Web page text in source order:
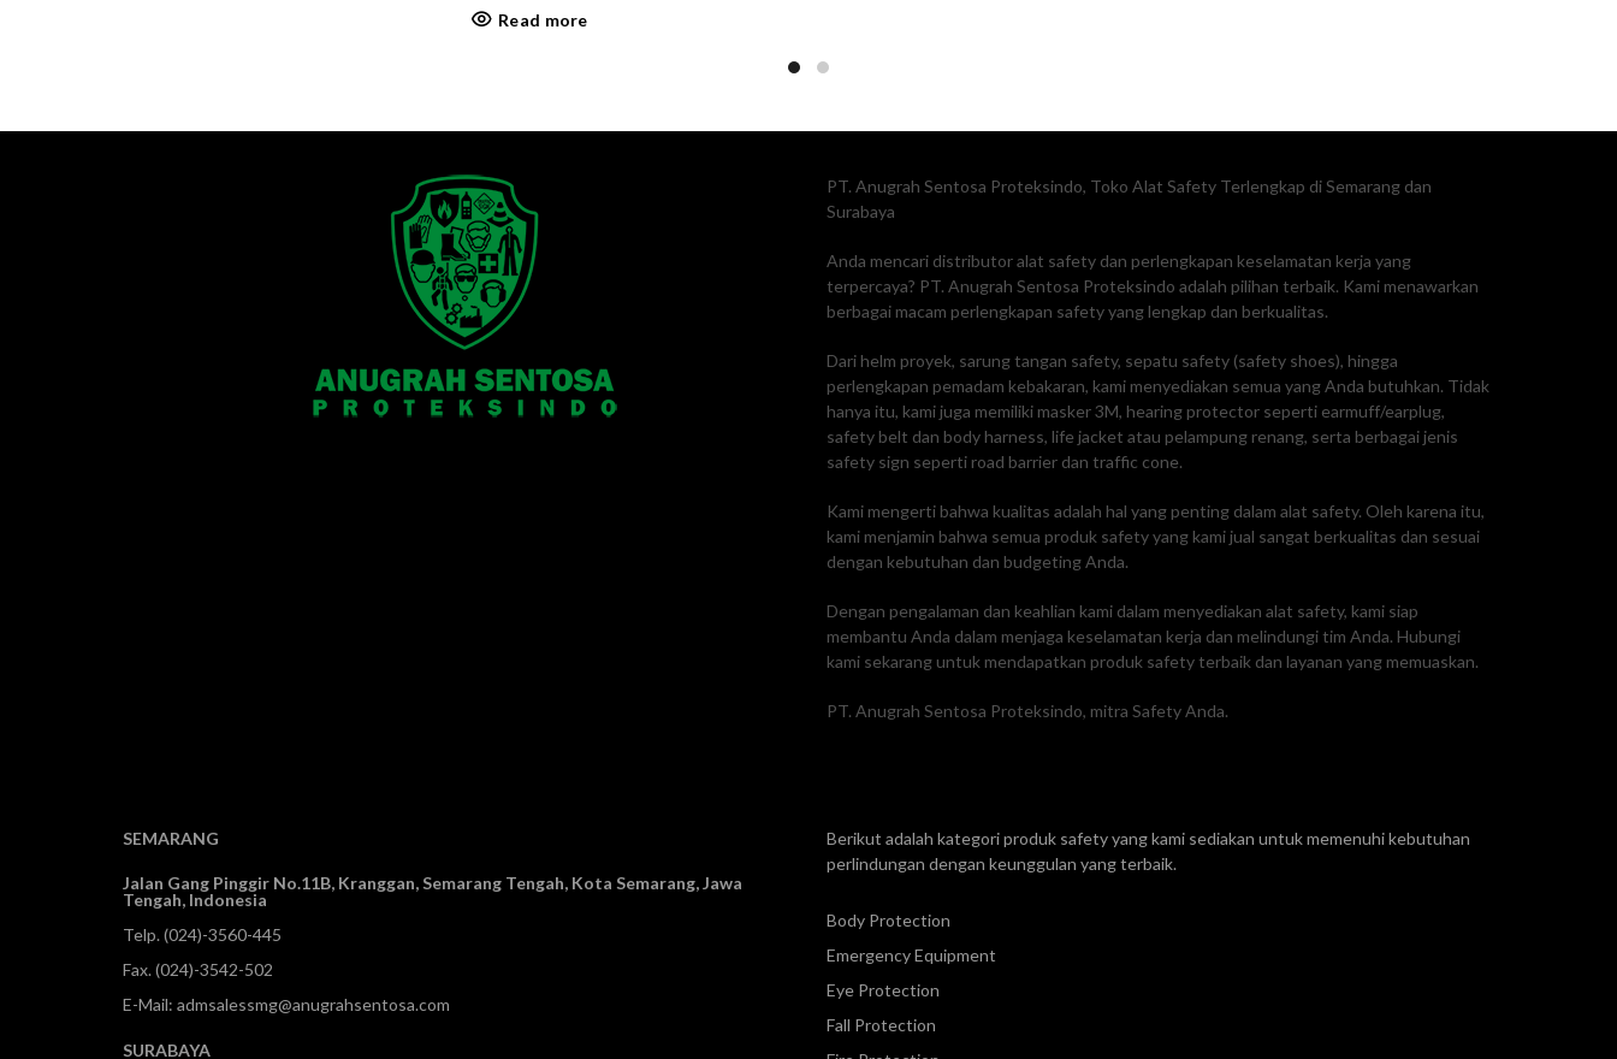
Read more
PT. Anugrah Sentosa Proteksindo, Toko Alat Safety Terlengkap di Semarang dan
Surabaya
Anda mencari distributor alat safety dan perlengkapan keselamatan kerja yang
terpercaya? PT. Anugrah Sentosa Proteksindo adalah pilihan terbaik. Kami menawarkan
berbagai macam perlengkapan safety yang lengkap dan berkualitas.
Dari helm proyek, sarung tangan safety, sepatu safety (safety shoes), hingga
perlengkapan pemadam kebakaran, kami menyediakan semua yang Anda butuhkan. Tidak
hanya itu, kami juga memiliki masker 3M, hearing protector seperti earmuff/earplug,
safety belt dan body harness, life jacket atau pelampung renang, serta berbagai jenis
safety sign seperti road barrier dan traffic cone.
Kami mengerti bahwa kualitas adalah hal yang penting dalam alat safety. Oleh karena itu,
kami menjamin bahwa semua produk safety yang kami jual sangat berkualitas dan sesuai
dengan kebutuhan dan budgeting Anda.
Dengan pengalaman dan keahlian kami dalam menyediakan alat safety, kami siap
membantu Anda dalam menjaga keselamatan kerja dan melindungi tim Anda. Hubungi
kami sekarang untuk mendapatkan produk safety terbaik dan layanan yang memuaskan.
PT. Anugrah Sentosa Proteksindo, mitra Safety Anda.
SEMARANG
Jalan Gang Pinggir No.11B, Kranggan,Semarang Tengah, Kota Semarang, Jawa
Tengah, Indonesia
Telp. (024)-3560-445
Fax. (024)-3542-502
E-Mail: admsalessmg@anugrahsentosa.com
SURABAYA
Berikut adalah kategori produk safety yang kami sediakan untuk memenuhi kebutuhan
perlindungan dengan keunggulan yang terbaik.
Body Protection
Emergency Equipment
Eye Protection
Fall Protection